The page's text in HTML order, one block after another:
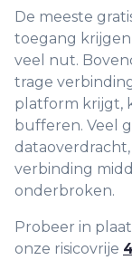
De meeste
toegang
veel nut.
trage
platform krijgt,
bufferen. Veel
verbinding
onderbroken.
Probeer in
onze risicovrije